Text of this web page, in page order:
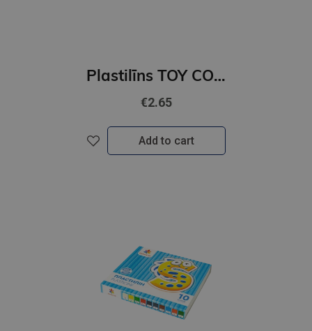
Plastilīns TOY COLOR 12 krāsas, new
€2.65
Add to cart